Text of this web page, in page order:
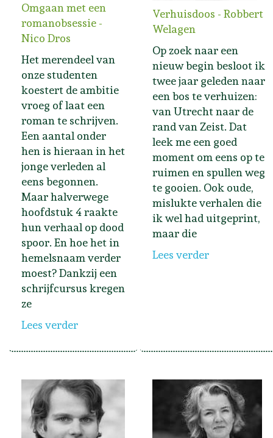
Omgaan met een
romanobsessie -
Nico Dros
Het merendeel van
onze studenten
koestert de ambitie
vroeg of laat een
roman te schrijven.
Een aantal onder
hen is hieraan in het
jonge verleden al
eens begonnen.
Maar halverwege
hoofdstuk 4 raakte
hun verhaal op dood
spoor. En hoe het in
hemelsnaam verder
moest? Dankzij een
schrijfcursus kregen
ze
Lees verder
Verhuisdoos - Robbert
Welagen
Op zoek naar een
nieuw begin besloot ik
twee jaar geleden naar
een bos te verhuizen:
van Utrecht naar de
rand van Zeist. Dat
leek me een goed
moment om eens op te
ruimen en spullen weg
te gooien. Ook oude,
mislukte verhalen die
ik wel had uitgeprint,
maar die
Lees verder